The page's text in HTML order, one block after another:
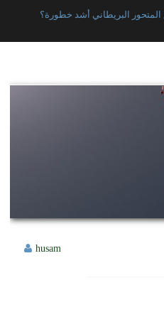
البريطاني أشد خطورة؟
husam